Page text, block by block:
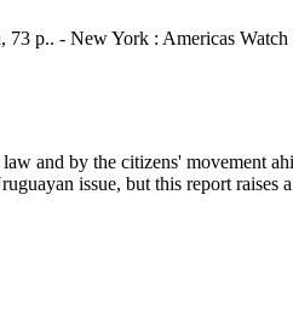
p.. - New York : Americas
and by the citizens' movement
issue, but this report raises